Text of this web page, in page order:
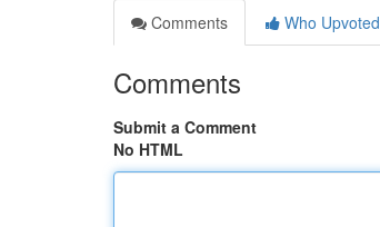
Comments
Who Upvoted
Comments
Submit a Comment
No HTML